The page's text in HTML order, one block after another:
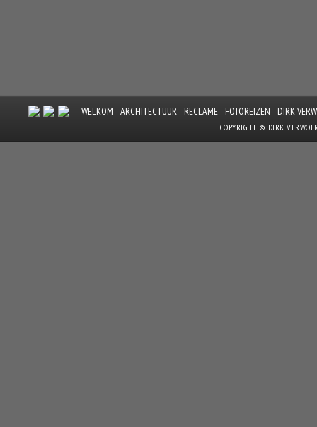
WELKOM ARCHITECTUUR RECLAME FOTOREIZEN DIRK
COPYRIGHT © DIRK